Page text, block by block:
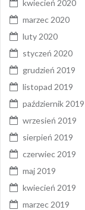
kwiecień 2020
marzec 2020
luty 2020
styczeń 2020
grudzień 2019
listopad 2019
październik 2019
wrzesień 2019
sierpień 2019
czerwiec 2019
maj 2019
kwiecień 2019
marzec 2019